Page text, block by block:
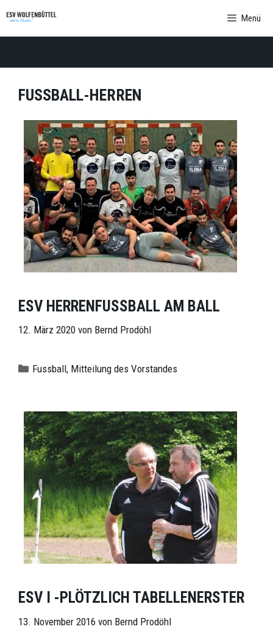
Inhalt
springen
Menü
FUSSBALL-HERREN
ESV HERRENFUSSBALL AM BALL
12. März 2020 von Bernd Prodöhl
Kategorien
Fussball, Mitteilung des Vorstandes
ESV I -PLÖTZLICH TABELLENERSTER
13. November 2016 von Bernd Prodöhl